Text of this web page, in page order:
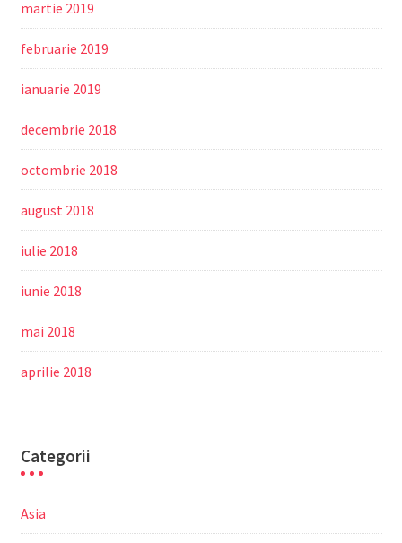
martie 2019
februarie 2019
ianuarie 2019
decembrie 2018
octombrie 2018
august 2018
iulie 2018
iunie 2018
mai 2018
aprilie 2018
Categorii
Asia